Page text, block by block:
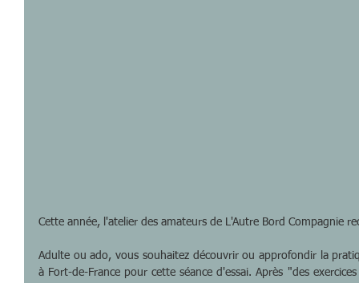
Cette année, l'atelier des amateurs de L'Autre Bord Compagnie
Adulte ou ado, vous souhaitez découvrir ou approfondir la
à Fort-de-France pour cette séance d'essai. Après "des